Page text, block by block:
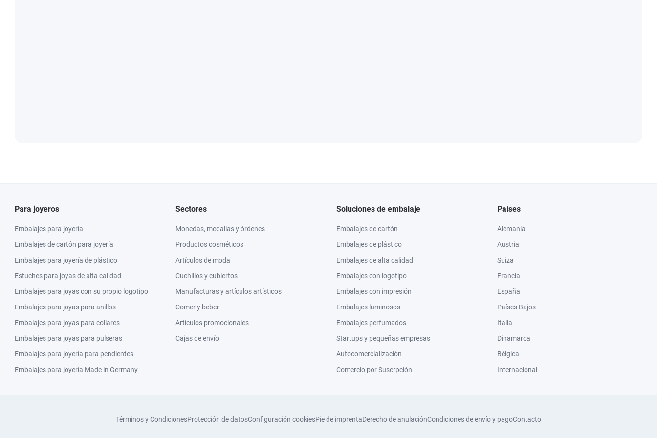
Para joyeros
Embalajes para joyería
Embalajes de cartón para joyería
Embalajes para joyería de plástico
Estuches para joyas de alta calidad
Embalajes para joyas con su propio logotipo
Embalajes para joyas para anillos
Embalajes para joyas para collares
Embalajes para joyas para pulseras
Embalajes para joyería para pendientes
Embalajes para joyería Made in Germany
Sectores
Monedas, medallas y órdenes
Productos cosméticos
Artículos de moda
Cuchillos y cubiertos
Manufacturas y artículos artísticos
Comer y beber
Artículos promocionales
Cajas de envío
Soluciones de embalaje
Embalajes de cartón
Embalajes de plástico
Embalajes de alta calidad
Embalajes con logotipo
Embalajes con impresión
Embalajes luminosos
Embalajes perfumados
Startups y pequeñas empresas
Autocomercialización
Comercio por Suscrpción
Países
Alemania
Austria
Suiza
Francia
España
Países Bajos
Italia
Dinamarca
Bélgica
Internacional
Términos y CondicionesProtección de datosConfiguración cookiesPie de imprentaDerecho de anulaciónCondiciones de envío y pagoContacto